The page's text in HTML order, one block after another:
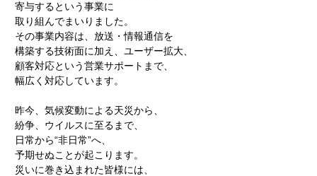
寄与するという事業に
取り組んでまいりました。
その事業内容は、放送・情報通信を
構築する技術面に加え、ユーザー拡大、
顧客対応という営業サポートまで、
幅広く対応しています。
昨今、気候変動による天災から、
紛争、ウイルスに至るまで、
日常から“非日常”へ、
予期せぬことが起こります。
災いに巻き込まれた皆様には、